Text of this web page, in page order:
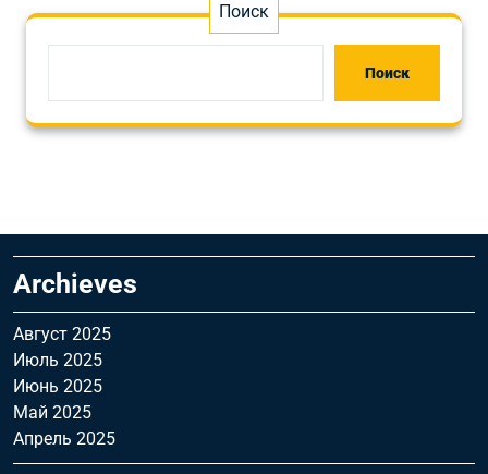
Поиск
Поиск
Archieves
Август 2025
Июль 2025
Июнь 2025
Май 2025
Апрель 2025